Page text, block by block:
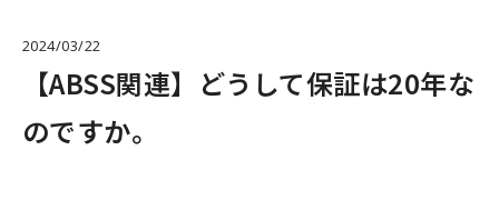
2024/03/22
【ABSS関連】どうして保証は20年な
のですか。